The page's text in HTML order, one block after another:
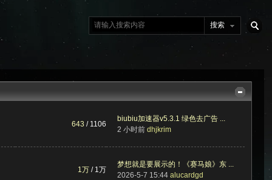
搜索
643 / 1106
biubiu加速器v5.3.1 绿色去广告 ...
2 小时前 dhjkrim
1万 / 1万
梦想就是要展示的！《赛马娘》东 ...
2026-5-7 15:44alucardgd